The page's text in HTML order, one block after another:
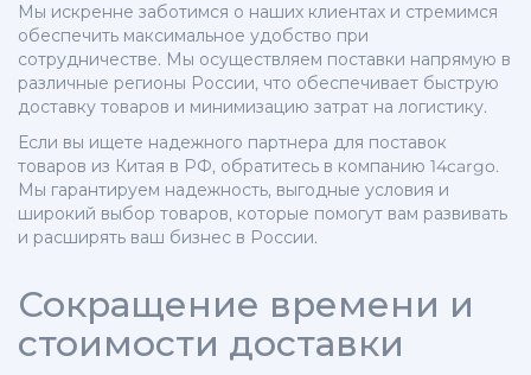
Мы искренне заботимся о наших клиентах и стремимся
обеспечить максимальное удобство при
сотрудничестве. Мы осуществляем поставки напрямую в
различные регионы России, что обеспечивает быструю
доставку товаров и минимизацию затрат на логистику.
Если вы ищете надежного партнера для поставок
товаров из Китая в РФ, обратитесь в компанию 14cargo.
Мы гарантируем надежность, выгодные условия и
широкий выбор товаров, которые помогут вам развивать
и расширять ваш бизнес в России.
Сокращение времени и
стоимости доставки